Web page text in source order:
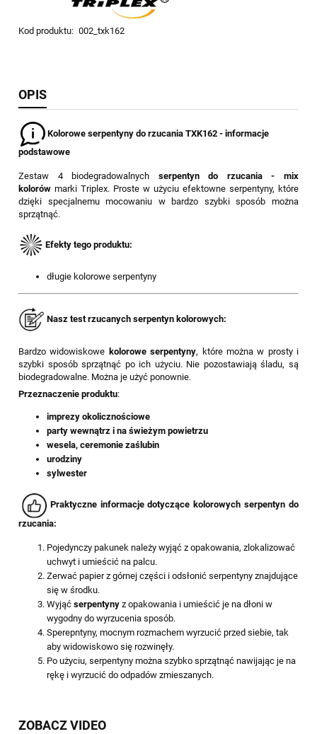
Kod produktu: 002_txk162
OPIS
Kolorowe serpentyny do rzucania TXK162 - informacje
podstawowe
Zestaw 4 biodegradowalnych serpentyn do rzucania - mix
kolorów marki Triplex. Proste w użyciu efektowne serpentyny, które
dzięki specjalnemu mocowaniu w bardzo szybki sposób można
sprzątnąć.
Efekty tego produktu:
długie kolorowe serpentyny
Nasz test rzucanych serpentyn kolorowych:
Bardzo widowiskowe kolorowe serpentyny, które można w prosty i
szybki sposób sprzątnąć po ich użyciu. Nie pozostawiają śladu, są
biodegradowalne. Można je użyć ponownie.
Przeznaczenie produktu:
imprezy okolicznościowe
party wewnątrz i na świeżym powietrzu
wesela, ceremonie zaślubin
urodziny
sylwester
Praktyczne informacje dotyczące kolorowych serpentyn do
rzucania:
Pojedynczy pakunek należy wyjąć z opakowania, zlokalizować
uchwyt i umieścić na palcu.
Zerwać papier z górnej części i odsłonić serpentyny znajdujące
się w środku.
Wyjąć serpentyny z opakowania i umieścić je na dłoni w
wygodny do wyrzucenia sposób.
Sperepntyny, mocnym rozmachem wyrzucić przed siebie, tak
aby widowiskowo się rozwinęły.
Po użyciu, serpentyny można szybko sprzątnąć nawijając je na
rękę i wyrzucić do odpadów zmieszanych.
ZOBACZ VIDEO